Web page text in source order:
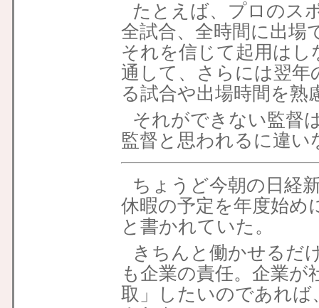
たとえば、プロのス
全試合、全時間に出場
それを信じて起用は
通して、さらには翌年
る試合や出場時間を熟
それができない監督
監督と思われるに違い
ちょうど今朝の日経
休暇の予定を年度始め
と書かれていた。
きちんと働かせるだ
も企業の責任。企業
取」したいのであれば